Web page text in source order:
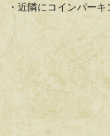
・近隣にコインパーキ